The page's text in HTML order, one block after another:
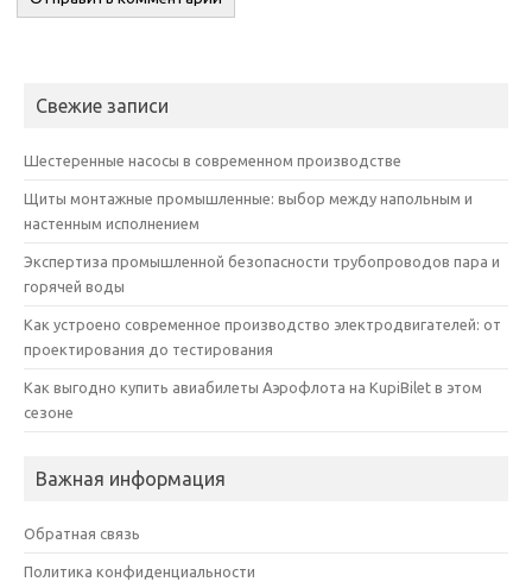
Свежие записи
Шестеренные насосы в современном производстве
Щиты монтажные промышленные: выбор между напольным и
настенным исполнением
Экспертиза промышленной безопасности трубопроводов пара и
горячей воды
Как устроено современное производство электродвигателей: от
проектирования до тестирования
Как выгодно купить авиабилеты Аэрофлота на KupiBilet в этом
сезоне
Важная информация
Обратная связь
Политика конфиденциальности